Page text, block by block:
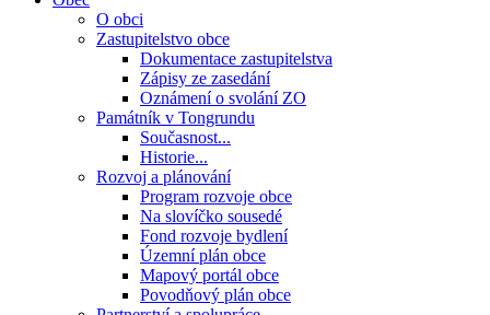
O obci
Zastupitelstvo obce
Dokumentace zastupitelstva
Zápisy ze zasedání
Oznámení o svolání ZO
Památník v Tongrundu
Současnost...
Historie...
Rozvoj a plánování
Program rozvoje obce
Na slovíčko sousedé
Fond rozvoje bydlení
Územní plán obce
Mapový portál obce
Povodňový plán obce